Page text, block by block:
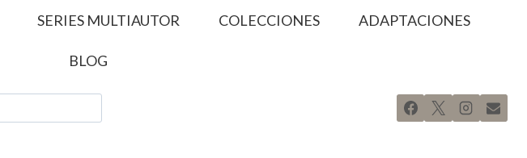
SERIES MULTIAUTOR COLECCIONES ADAPTACIONES
BLOG